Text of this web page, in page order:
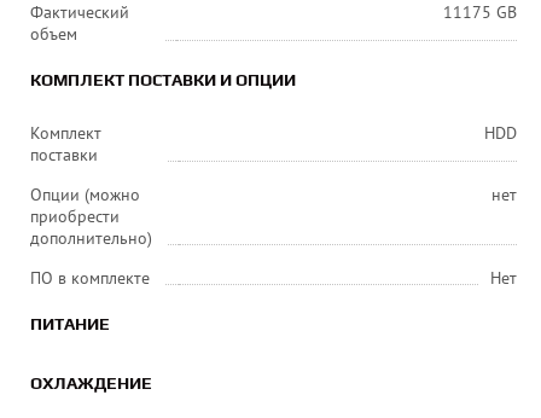
Фактический
объем
11175 GB
КОМПЛЕКТ ПОСТАВКИ И ОПЦИИ
Комплект
поставки
HDD
Опции (можно
приобрести
дополнительно)
нет
ПО в комплекте Нет
ПИТАНИЕ
ОХЛАЖДЕНИЕ